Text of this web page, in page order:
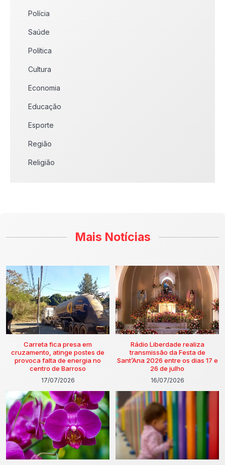
Polícia
Saúde
Política
Cultura
Economia
Educação
Esporte
Região
Religião
Mais Notícias
Carreta fica presa em
cruzamento, atinge postes de
provoca falta de energia no
centro de Barroso
17/07/2026
Rádio Liberdade realiza
transmissão da Festa de
Sant’Ana 2026 entre os dias 17 e
26 de julho
16/07/2026